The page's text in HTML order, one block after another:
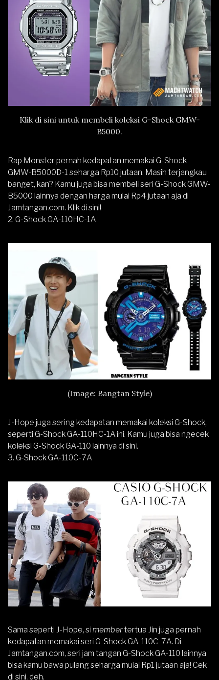
Klik di sini untuk membeli koleksi G-Shock GMW-
B5000.
Rap Monster pernah kedapatan memakai G-Shock
GMW-B5000D-1 seharga Rp10 jutaan. Masih terjangkau
banget, kan? Kamu juga bisa membeli seri G-Shock GMW-
B5000 lainnya dengan harga mulai Rp4 jutaan aja di
Jamtangan.com. Klik di sini!
2. G-Shock GA-110HC-1A
(Image: Bangtan Style)
J-Hope juga sering kedapatan memakai koleksi G-Shock,
seperti G-Shock GA-110HC-1A ini. Kamu juga bisa ngecek
koleksi G-Shock GA-110 lainnya di sini.
3. G-Shock GA-110C-7A
Sama seperti J-Hope, si membertertua Jin juga pernah
kedapatan memakai seri G-Shock GA-110C-7A. Di
Jamtangan.com, seri jam tangan G-Shock GA-110 lainnya
bisa kamu bawa pulang seharga mulai Rp1 jutaan aja! Cek
di sini, deh.